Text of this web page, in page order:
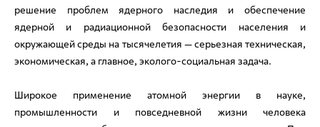
решение проблем ядерного наследия и обеспечение
ядерной и радиационной безопасности населения и
окружающей среды на тысячелетия — серьезная техническая,
экономическая, а главное, эколого-социальная задача.
Широкое применение атомной энергии в науке,
промышленности и повседневной жизни человека